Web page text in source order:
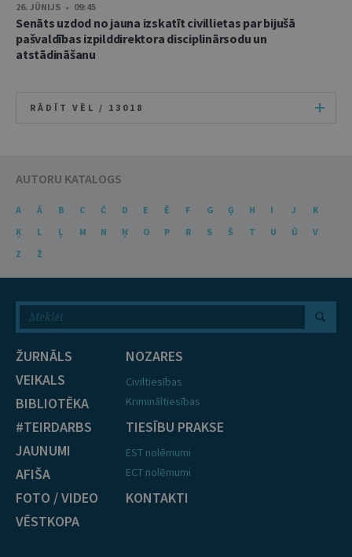
26. JŪNIJS • 09:45
Senāts uzdod no jauna izskatīt civillietas par bijušā
pašvaldības izpilddirektora disciplinārsodu un
atstādināšanu
RĀDĪT VĒL / 13018
AUTORU KATALOGS
A Ā B C Č D E Ē F G Ģ H I J
K
Ķ
L Ļ M N Ņ O P R S Š T U Ū
V
Z
Ž
ŽURNĀLS
VEIKALS
BIBLIOTĒKA
#TEIRDARBS
JAUNUMI
AFIŠA
FOTO / VIDEO
VĒSTKOPA
NOZARES
Civiltiesības
Krimināltiesības
TIESĪBU PRAKSE
EST nolēmumi
ECT nolēmumi
KONTAKTI